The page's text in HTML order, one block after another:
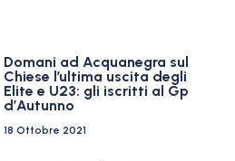
Domani ad Acquanegra sul
Chiese l’ultima uscita degli
Elite e U23: gli iscritti al Gp
d’Autunno
18 Ottobre 2021